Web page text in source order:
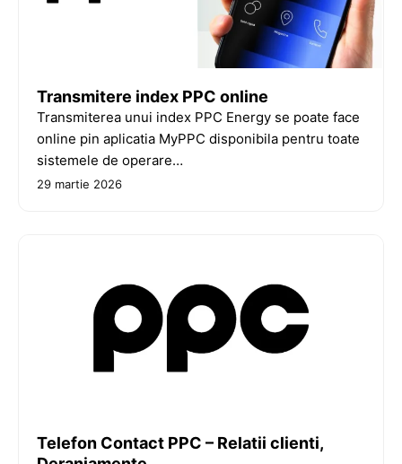
Transmitere index PPC online
Transmiterea unui index PPC Energy se poate face
online pin aplicatia MyPPC disponibila pentru toate
sistemele de operare…
29 martie 2026
Telefon Contact PPC – Relatii clienti,